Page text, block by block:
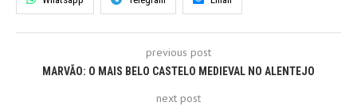
previous post
MARVÃO: O MAIS BELO CASTELO MEDIEVAL NO ALENTEJO
next post